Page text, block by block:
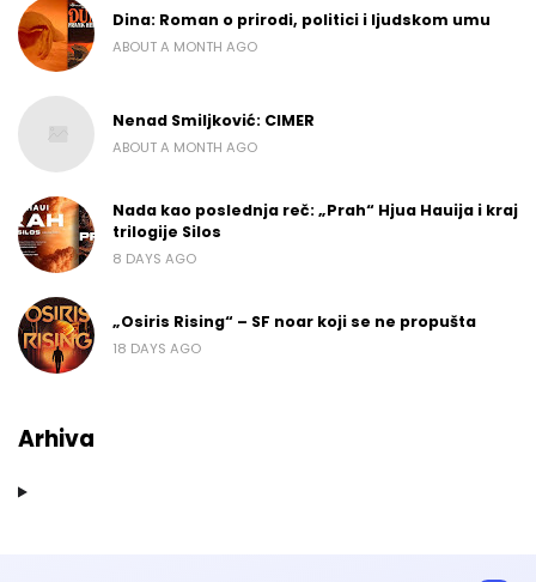
Dina: Roman o prirodi, politici i ljudskom umu
ABOUT A MONTH AGO
Nenad Smiljković: CIMER
ABOUT A MONTH AGO
Nada kao poslednja reč: „Prah“ Hjua Hauija i kraj
trilogije Silos
8 DAYS AGO
„Osiris Rising“ – SF noar koji se ne propušta
18 DAYS AGO
Arhiva